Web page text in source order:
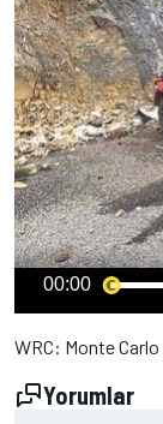
00:00
WRC: Monte Carlo
Yorumlar